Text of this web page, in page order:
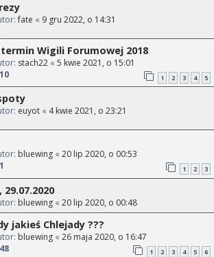
fate « 9 gru 2022, o 14:31
Wigili Forumowej 2018
stach22 « 5 kwie 2021, o 15:01
1 2 3 4 5
euyot « 4 kwie 2021, o 23:21
bluewing « 20 lip 2020, o 00:53
1 2 3
bluewing « 20 lip 2020, o 00:48
jakieś Chlejady ???
bluewing « 26 maja 2020, o 16:47
1 2 3 4 5 6